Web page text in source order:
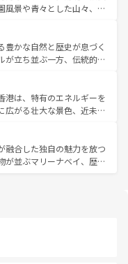
っている。夜には、韓国な
彩な魅力を心ゆくまで味
なお、新着の韓国情報はコンテンツ一
風景や青々とした山々、世
ハノイの古い町並みやホ
の建物も、独特の雰囲気を
ティの豊かさとおいしさで
ナムコーヒーなどは、ぜ
を訪れてもあたたかい人々
きっと忘れられない旅にな
豊かな自然と歴史が息づく
が立ち並ぶ一方、伝統的な
チェンマイなどの山岳地
プーケットやクラビの美し
むことができる。タイ料理
の季節にも異なる楽しみ
イの人々、仏教を中心とし
が、訪れる旅人を魅了し続
港は、特有のエネルギーを
広がる壮大な景色、近未来
。観光スポットが密集し
れるのも魅力。息をのむよ
、香港を存分に楽しみ尽く
融合した独自の魅力を放つ
が並ぶマリーナベイ、歴史
しめる外せないスポット